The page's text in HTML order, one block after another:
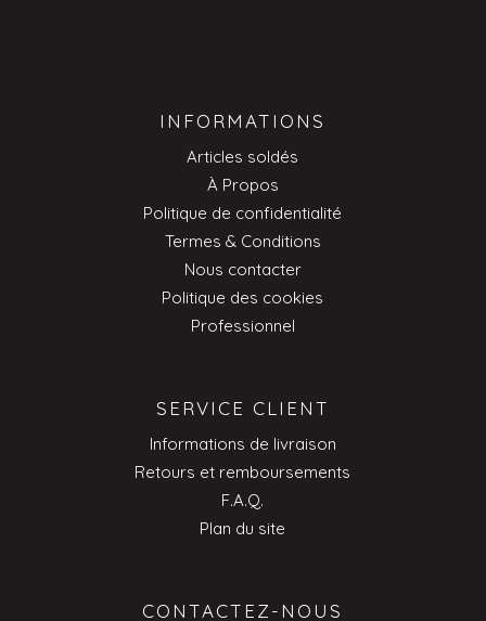
INFORMATIONS
Articles soldés
À Propos
Politique de confidentialité
Termes & Conditions
Nous contacter
Politique des cookies
Professionnel
SERVICE CLIENT
Informations de livraison
Retours et remboursements
F.A.Q.
Plan du site
CONTACTEZ-NOUS